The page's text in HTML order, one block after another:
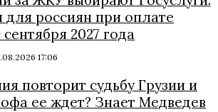
для россиян при оплате
2027 года
17:06
повторит судьбу Грузии и
ее ждет? Знает Медведев